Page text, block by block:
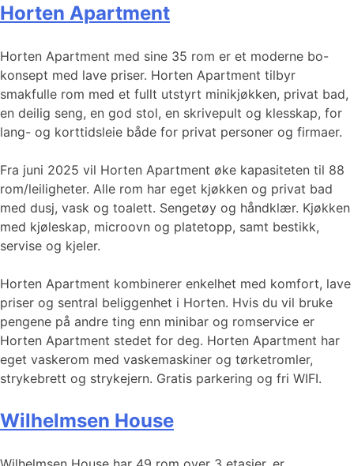
Horten Apartment
Horten Apartment med sine 35 rom er et moderne bo-
konsept med lave priser. Horten Apartment tilbyr
smakfulle rom med et fullt utstyrt minikjøkken, privat bad,
en deilig seng, en god stol, en skrivepult og klesskap, for
lang- og korttidsleie både for privat personer og firmaer.
Fra juni 2025 vil Horten Apartment øke kapasiteten til 88
rom/leiligheter. Alle rom har eget kjøkken og privat bad
med dusj, vask og toalett. Sengetøy og håndklær. Kjøkken
med kjøleskap, microovn og platetopp, samt bestikk,
servise og kjeler.
Horten Apartment kombinerer enkelhet med komfort, lave
priser og sentral beliggenhet i Horten. Hvis du vil bruke
pengene på andre ting enn minibar og romservice er
Horten Apartment stedet for deg. Horten Apartment har
eget vaskerom med vaskemaskiner og tørketromler,
strykebrett og strykejern. Gratis parkering og fri WIFI.
Wilhelmsen House